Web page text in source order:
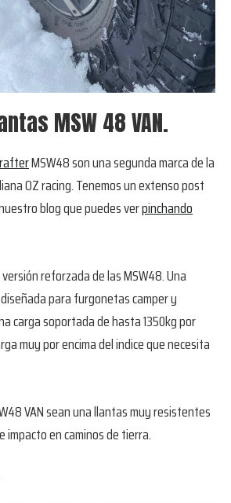
MSW 48 VAN.
MSW48 son una segunda marca de la
OZ racing. Tenemos un extenso post
blog que puedes verpinchando
versión reforzada de las MSW48. Una
para furgonetas camper y
carga soportada de hasta 1350kg por
muy por encima del indice que necesita
VAN sean una llantas muy resistentes
impacto en caminos de tierra.